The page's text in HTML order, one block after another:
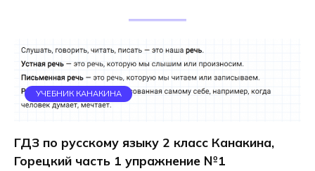
УЧЕБНИК КАНАКИНА
ГДЗ по русскому языку 2 класс Канакина,
Горецкий часть 1 упражнение №1